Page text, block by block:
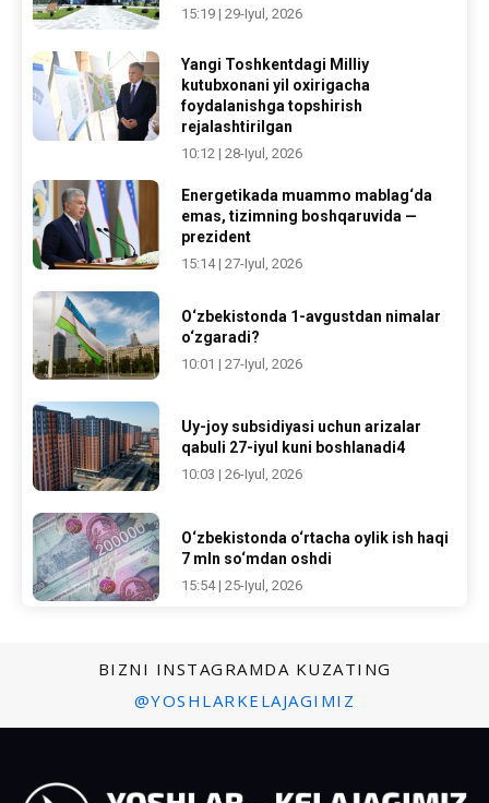
15:19 | 29-Iyul, 2026
Yangi Toshkentdagi Milliy
kutubxonani yil oxirigacha
foydalanishga topshirish
rejalashtirilgan
10:12 | 28-Iyul, 2026
Energetikada muammo mablag‘da
emas, tizimning boshqaruvida —
prezident
15:14 | 27-Iyul, 2026
O‘zbekistonda 1-avgustdan nimalar
o‘zgaradi?
10:01 | 27-Iyul, 2026
Uy-joy subsidiyasi uchun arizalar
qabuli 27-iyul kuni boshlanadi4
10:03 | 26-Iyul, 2026
O‘zbekistonda o‘rtacha oylik ish haqi
7 mln so‘mdan oshdi
15:54 | 25-Iyul, 2026
BIZNI INSTAGRAMDA KUZATING
@YOSHLARKELAJAGIMIZ